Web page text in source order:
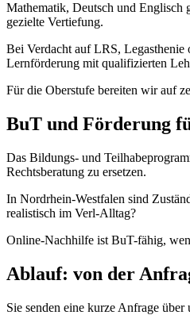
Mathematik, Deutsch und Englisch
gezielte Vertiefung.
Bei Verdacht auf LRS,
Lernförderung mit qualifizierten
Für die Oberstufe bereiten wir auf
BuT und Förderung
Das Bildungs- und
Rechtsberatung zu ersetzen.
In Nordrhein-Westfalen sind
realistisch im Verl-Alltag?
Online-Nachhilfe ist BuT-fähig,
Ablauf: von der
Sie senden eine kurze Anfrage